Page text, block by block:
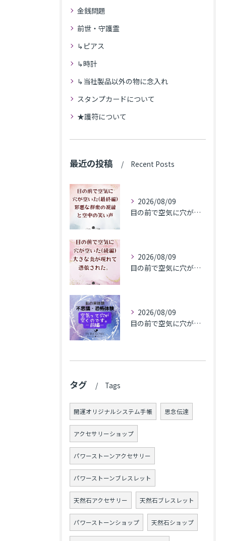
金銭問題
前世・守護霊
↳ピアス
↳時計
↳当社製品以外の物に念入れ
スタンプカードについて
★護符について
最近の投稿 Recent Posts
2026/08/09
目の前で空気に穴が空いた(最終編)邪悪な群衆の視線と空中の笑い声
2026/08/09
目の前で空気に穴が空いた(続編)大きな炎が現れて憑依された。
2026/08/09
目の前で​空気に穴が空いた(前編)
タグ Tags
開運オリジナルシステム手帳 思念伝達
アクセサリーショップ
パワーストーンアクセサリー
パワーストーンブレスレット
天然石アクセサリー 天然石ブレスレット
パワーストーンショップ 天然石ショップ